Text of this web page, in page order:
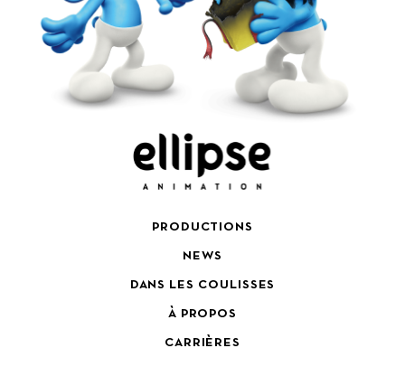
PRODUCTIONS
NEWS
DANS LES COULISSES
À PROPOS
CARRIÈRES